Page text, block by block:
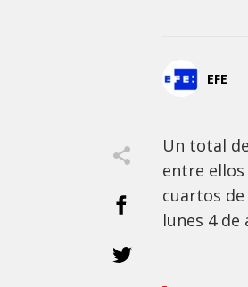
EFE
Un total
entre
cuartos
lunes 4